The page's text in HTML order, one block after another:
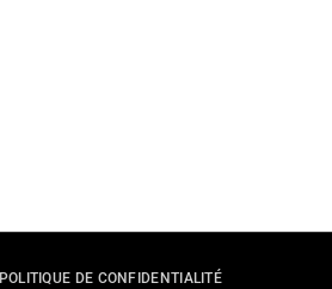
POLITIQUE DE CONFIDENTIALITÉ